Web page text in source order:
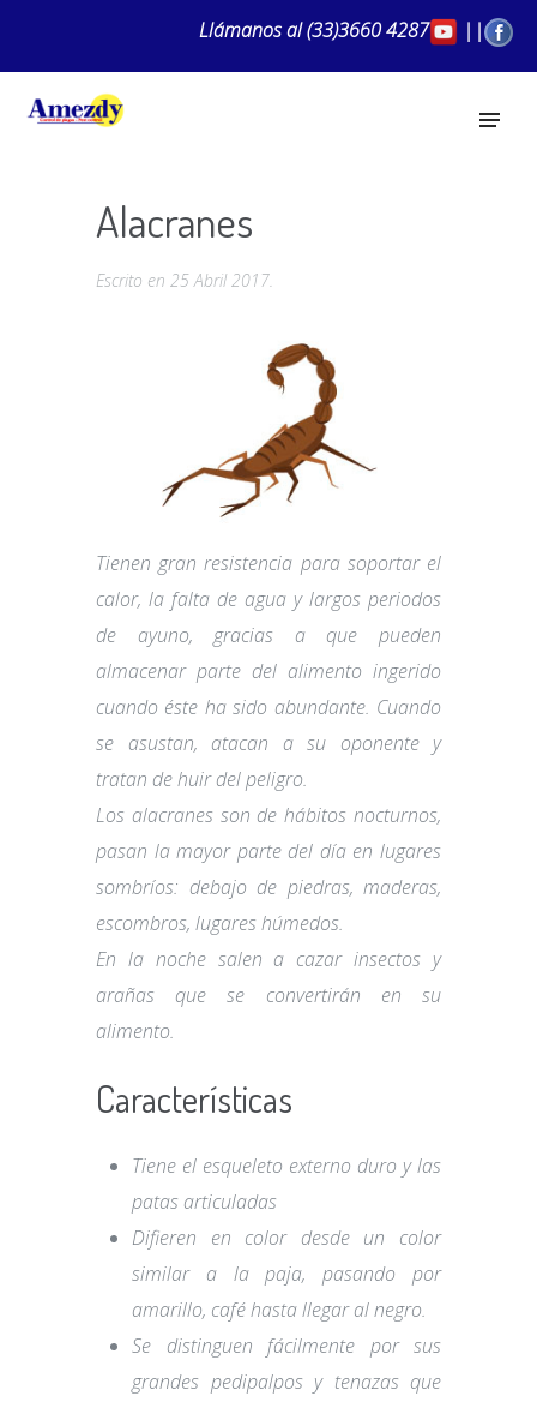
Llámanos al(33)3660 4287 ||
Alacranes
Escrito en 25 Abril 2017.
Tienen gran resistencia para soportar el
calor, la falta de agua y largos periodos
de ayuno, gracias a que pueden
almacenar parte del alimento ingerido
cuando éste ha sido abundante. Cuando
se asustan, atacan a su oponente y
tratan de huir del peligro.
Los alacranes son de hábitos nocturnos,
pasan la mayor parte del día en lugares
sombríos: debajo de piedras, maderas,
escombros, lugares húmedos.
En la noche salen a cazar insectos y
arañas que se convertirán en su
alimento.
Características
Tiene el esqueleto externo duro y las
patas articuladas
Difieren en color desde un color
similar a la paja, pasando por
amarillo, café hasta llegar al negro.
Se distinguen fácilmente por sus
grandes pedipalpos y tenazas que